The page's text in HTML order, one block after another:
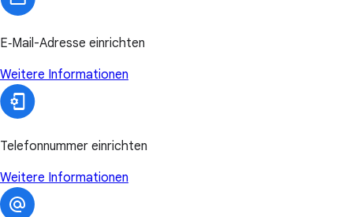
E‑Mail-Adresse einrichten
Weitere Informationen
Telefonnummer einrichten
Weitere Informationen